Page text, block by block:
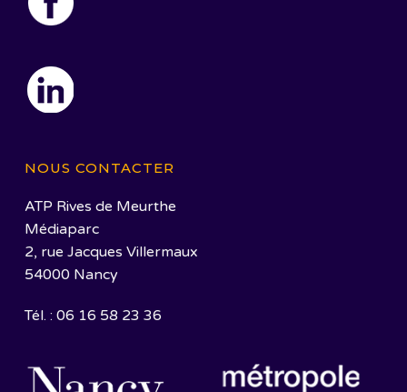
NOUS CONTACTER
ATP Rives de Meurthe
Médiaparc
2, rue Jacques Villermaux
54000 Nancy
Tél. : 06 16 58 23 36